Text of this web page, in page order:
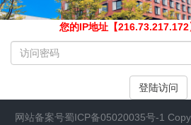
您的IP地址【
输
入
访
密
登陆访问
网站备案号蜀ICP备05020035号-1